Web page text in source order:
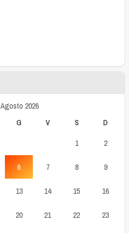
Agosto 2026
G V S D
1 2
6 7 8 9
13 14 15 16
20 21 22 23